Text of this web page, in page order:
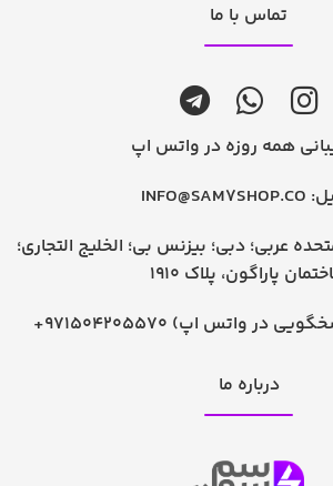
تماس با ما
همه روزه در واتس اپ
INFO@SAM7SHOP.CO
عربی؛ دبی؛ بیزنس بی؛ الخلیج التجاری؛
پاراگون، پلاک 1910
درباره ما